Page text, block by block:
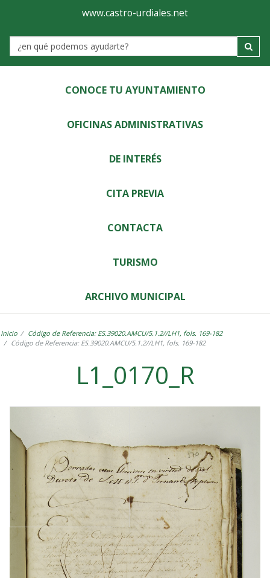
Ayuntamiento
de
Castro-
Urdiales
www.castro-urdiales.net
Label
CONOCE TU AYUNTAMIENTO
OFICINAS ADMINISTRATIVAS
DE INTERÉS
CITA PREVIA
CONTACTA
TURISMO
ARCHIVO MUNICIPAL
Inicio
Código de Referencia: ES.39020.AMCU/5.1.2//LH1, fols. 169-182
Código de Referencia: ES.39020.AMCU/5.1.2//LH1, fols. 169-182
L1_0170_R